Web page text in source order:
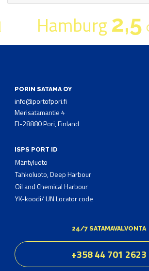
Hamburg2,5 d
PORIN SATAMA OY
info@portofpori.fi
Merisatamantie 4
FI-28880 Pori, Finland
ISPS PORT ID
Mäntyluoto
Tahkoluoto, Deep Harbour
Oil and Chemical Harbour
YK-koodi/ UN Locator code
24/7 SATAMAVALVONTA
+358 44 701 2623